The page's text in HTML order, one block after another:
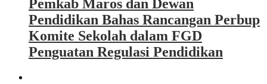
Pemkab Maros dan Dewan
Pendidikan Bahas Rancangan Perbup
Komite Sekolah dalam FGD
Penguatan Regulasi Pendidikan